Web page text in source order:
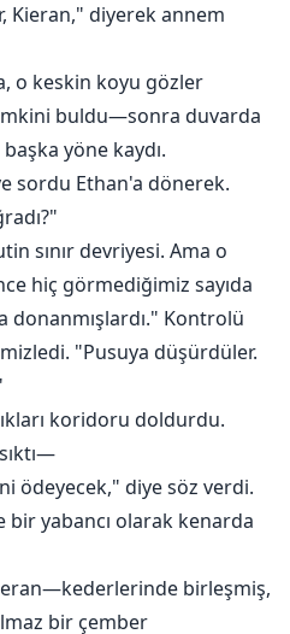
Kieran," diyerek annem
o keskin koyu gözler
buldu—sonra duvarda
yöne kaydı.
sordu Ethan'a dönerek.
sınır devriyesi. Ama o
hiç görmediğimiz sayıda
Kontrolü
"Pusuya düşürdüler.
koridoru doldurdu.
ödeyecek," diye söz verdi.
yabancı olarak kenarda
birleşmiş,
bir çember